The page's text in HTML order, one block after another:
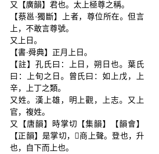
又【廣韻】君也。太上極尊之稱。
【蔡邕·獨斷】上者，尊位所在。但言
上，不敢言尊號。
又上日。
【書·舜典】正月上日。
【註】孔氏曰：上日，朔日也。葉氏
曰：上旬之日。曾氏曰：如上戊，上
辛，上丁之類。
又姓。漢上雄，明上觀，上志。又上
官，複姓。
又【唐韻】時掌切【集韻】【韻會】
【正韻】是掌切，𡘋商上聲。登也，升
也，自下而上也。